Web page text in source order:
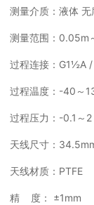
测量介质：液体 无
测量范围：0.05m
过程连接：G1½A
过程温度：-40～
过程压力：-0.1～2
天线尺寸：
天线材质：PTFE
精 度： ±1mm